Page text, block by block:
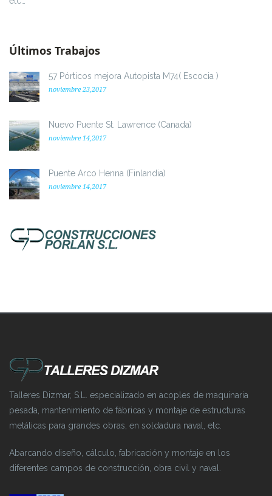
Últimos Trabajos
57 Pórticos mejora Autopista M74( Escocia )
noviembre 23,2017
Nuevo Puente St. Lawrence (Canada)
noviembre 14,2017
Puente Arco Henna (Finlandia)
noviembre 14,2017
Talleres Dizmar, S.L. especializado en acoples de maquinaria
pesada, mantenimiento de fábricas y montaje de estructuras
metálicas para grandes obras, en soldadura naval, etc.
Abarcando diseño, cálculo, fabricación y montaje en los
diferentes campos de construcción, obra civil y naval.